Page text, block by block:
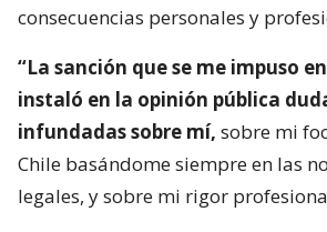
consecuencias personales y
“La sanción que se me impuso
instaló en la opinión pública
infundadas sobre mí, sobre mi
Chile basándome siempre en las
legales, y sobre mi rigor